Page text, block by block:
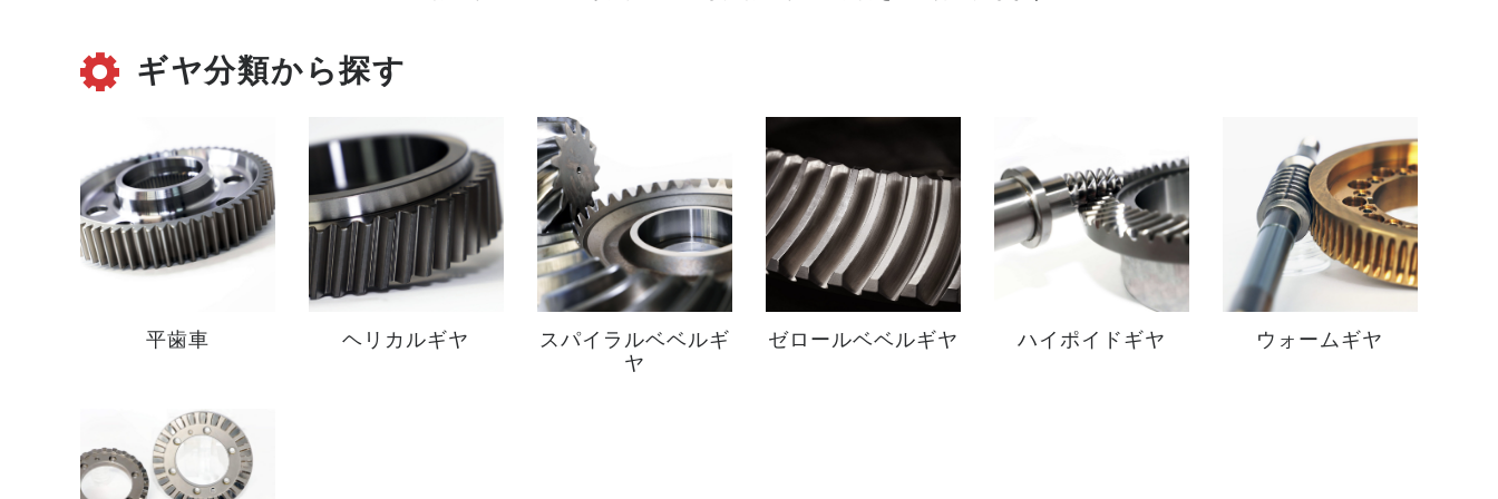
ギヤ分類から探す
平歯車 ヘリカルギヤ
スパイラルベベルギ
ヤ
ゼロールベベルギヤ ハイポイドギヤ ウォームギヤ